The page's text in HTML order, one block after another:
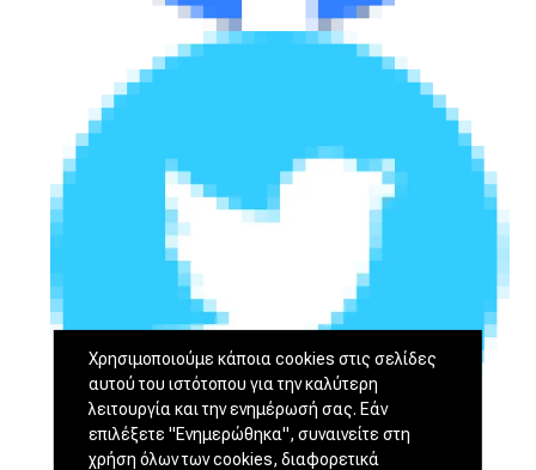
Χρησιμοποιούμε κάποια cookies στις σελίδες
αυτού του ιστότοπου για την καλύτερη
λειτουργία και την ενημέρωσή σας. Εάν
επιλέξετε "Ενημερώθηκα", συναινείτε στη
χρήση όλων των cookies, διαφορετικά